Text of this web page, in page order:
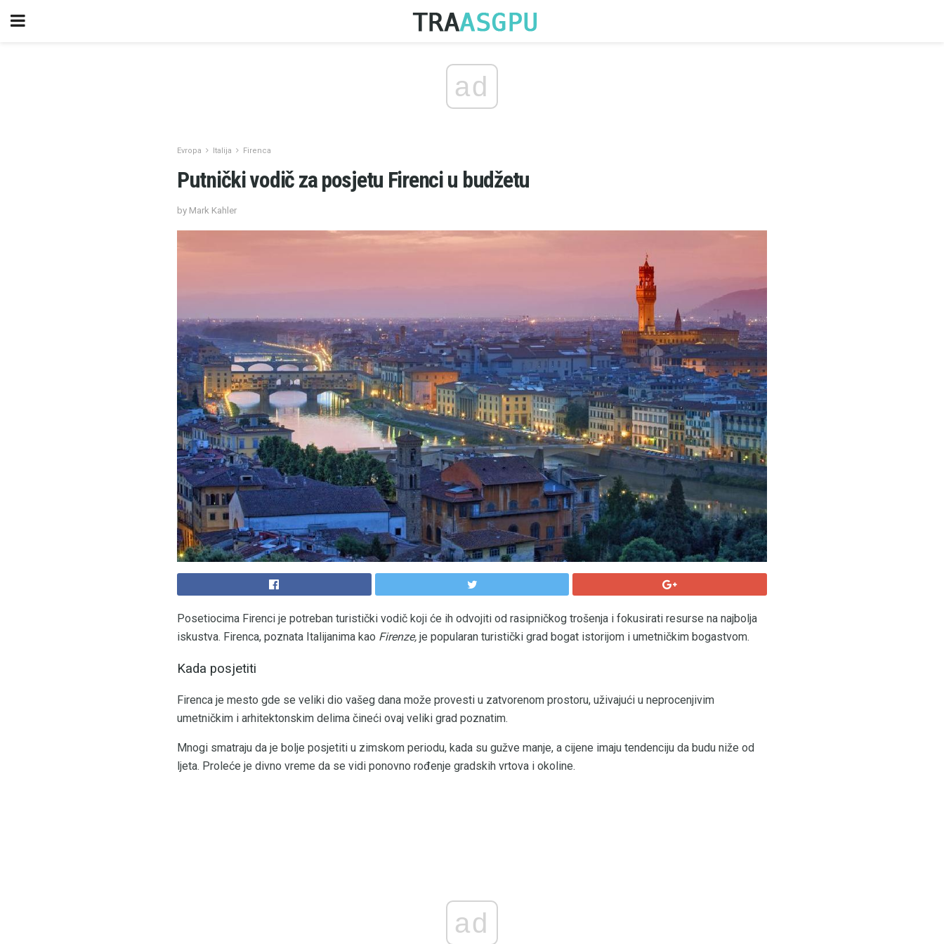
ad
Evropa Italija Firenca
Putnički vodič za posjetu Firenci u budžetu
by Mark Kahler
Posetiocima Firenci je potreban turistički vodič koji će ih odvojiti od rasipničkog trošenja i fokusirati resurse na najbolja
iskustva. Firenca, poznata Italijanima kao Firenze, je popularan turistički grad bogat istorijom i umetničkim bogastvom.
Kada posjetiti
Firenca je mesto gde se veliki dio vašeg dana može provesti u zatvorenom prostoru, uživajući u neprocenjivim
umetničkim i arhitektonskim delima čineći ovaj veliki grad poznatim.
Mnogi smatraju da je bolje posjetiti u zimskom periodu, kada su gužve manje, a cijene imaju tendenciju da budu niže od
ljeta. Proleće je divno vreme da se vidi ponovno rođenje gradskih vrtova i okoline.
ad